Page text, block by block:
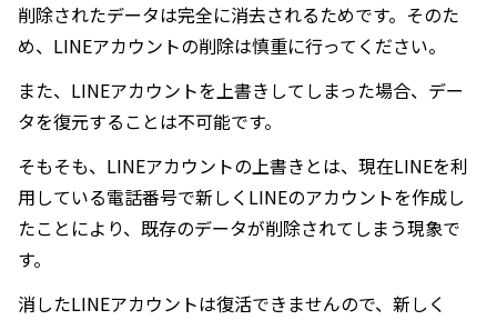
削除されたデータは完全に消去されるためです。そのた
め、LINEアカウントの削除は慎重に行ってください。
また、LINEアカウントを上書きしてしまった場合、デー
タを復元することは不可能です。
そもそも、LINEアカウントの上書きとは、現在LINEを利
用している電話番号で新しくLINEのアカウントを作成し
たことにより、既存のデータが削除されてしまう現象で
す。
消したLINEアカウントは復活できませんので、新しく